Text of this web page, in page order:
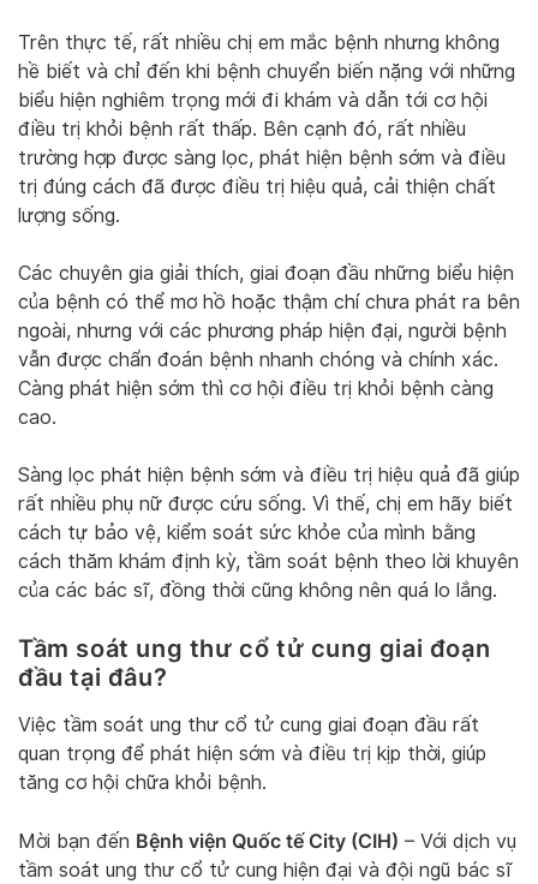
Trên thực tế, rất nhiều chị em mắc bệnh nhưng không
hề biết và chỉ đến khi bệnh chuyển biến nặng với những
biểu hiện nghiêm trọng mới đi khám và dẫn tới cơ hội
điều trị khỏi bệnh rất thấp. Bên cạnh đó, rất nhiều
trường hợp được sàng lọc, phát hiện bệnh sớm và điều
trị đúng cách đã được điều trị hiệu quả, cải thiện chất
lượng sống.
Các chuyên gia giải thích, giai đoạn đầu những biểu hiện
của bệnh có thể mơ hồ hoặc thậm chí chưa phát ra bên
ngoài, nhưng với các phương pháp hiện đại, người bệnh
vẫn được chẩn đoán bệnh nhanh chóng và chính xác.
Càng phát hiện sớm thì cơ hội điều trị khỏi bệnh càng
cao.
Sàng lọc phát hiện bệnh sớm và điều trị hiệu quả đã giúp
rất nhiều phụ nữ được cứu sống. Vì thế, chị em hãy biết
cách tự bảo vệ, kiểm soát sức khỏe của mình bằng
cách thăm khám định kỳ, tầm soát bệnh theo lời khuyên
của các bác sĩ, đồng thời cũng không nên quá lo lắng.
Tầm soát ung thư cổ tử cung giai đoạn
đầu tại đâu?
Việc tầm soát ung thư cổ tử cung giai đoạn đầu rất
quan trọng để phát hiện sớm và điều trị kịp thời, giúp
tăng cơ hội chữa khỏi bệnh.
Mời bạn đến Bệnh viện Quốc tế City (CIH) – Với dịch vụ
tầm soát ung thư cổ tử cung hiện đại và đội ngũ bác sĩ